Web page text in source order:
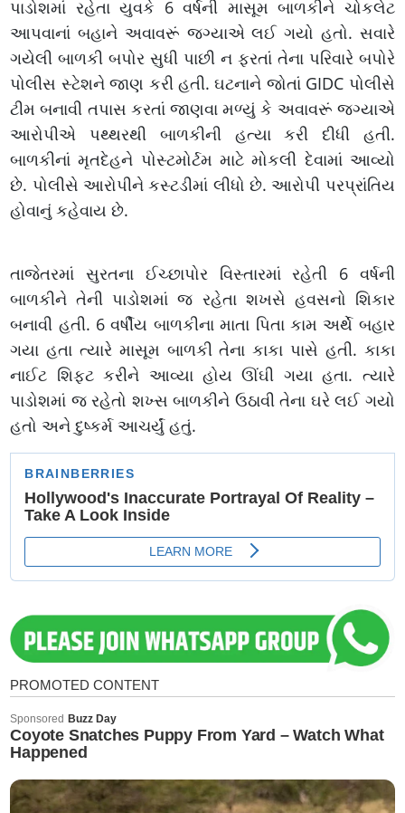
પાડોશમાં રહેતા યુવકે 6 વર્ષની માસૂમ બાળકીને ચોકલેટ
આપવાનાં બહાને અવાવરૂં જગ્યાએ લઈ ગયો હતો. સવારે
ગયેલી બાળકી બપોર સુધી પાછી ન ફરતાં તેના પરિવારે બપોરે
પોલીસ સ્ટેશને જાણ કરી હતી. ઘટનાને જોતાં GIDC પોલીસે
ટીમ બનાવી તપાસ કરતાં જાણવા મળ્યું કે અવાવરૂં જગ્યાએ
આરોપીએ પથ્થરથી બાળકીની હત્યા કરી દીધી હતી.
બાળકીનાં મૃતદેહને પોસ્ટમોર્ટમ માટે મોકલી દેવામાં આવ્યો
છે. પોલીસે આરોપીને કસ્ટડીમાં લીધો છે. આરોપી પરપ્રાંતિય
હોવાનું કહેવાય છે.
તાજેતરમાં સુરતના ઈચ્છાપોર વિસ્તારમાં રહેતી 6 વર્ષની
બાળકીને તેની પાડોશમાં જ રહેતા શખસે હવસનો શિકાર
બનાવી હતી. 6 વર્ષીય બાળકીના માતા પિતા કામ અર્થે બહાર
ગયા હતા ત્યારે માસૂમ બાળકી તેના કાકા પાસે હતી. કાકા
નાઈટ શિફ્ટ કરીને આવ્યા હોય ઊંઘી ગયા હતા. ત્યારે
પાડોશમાં જ રહેતો શખ્સ બાળકીને ઉઠાવી તેના ઘરે લઈ ગયો
હતો અને દુષ્કર્મ આચર્યું હતું.